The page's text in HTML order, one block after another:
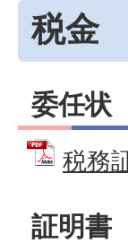
税金
委任状
税務
証明書